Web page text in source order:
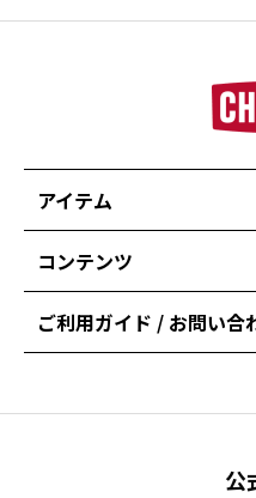
アイテム
コンテンツ
ご利用ガイド / お問い合
公